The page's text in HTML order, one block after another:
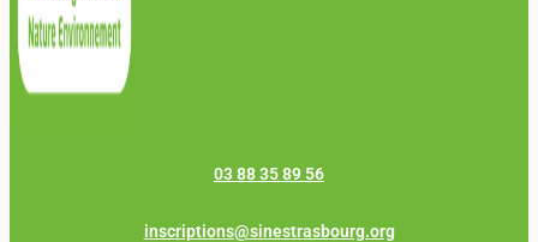
03 88 35 89 56
inscriptions@sinestrasbourg.org